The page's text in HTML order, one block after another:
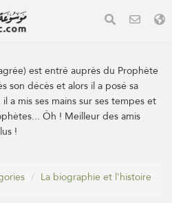
est entré auprès du Prophète
son décès et alors il a posé sa
a mis ses mains sur ses tempes et
Ôh ! Meilleur des amis
!
La biographie et l'histoire